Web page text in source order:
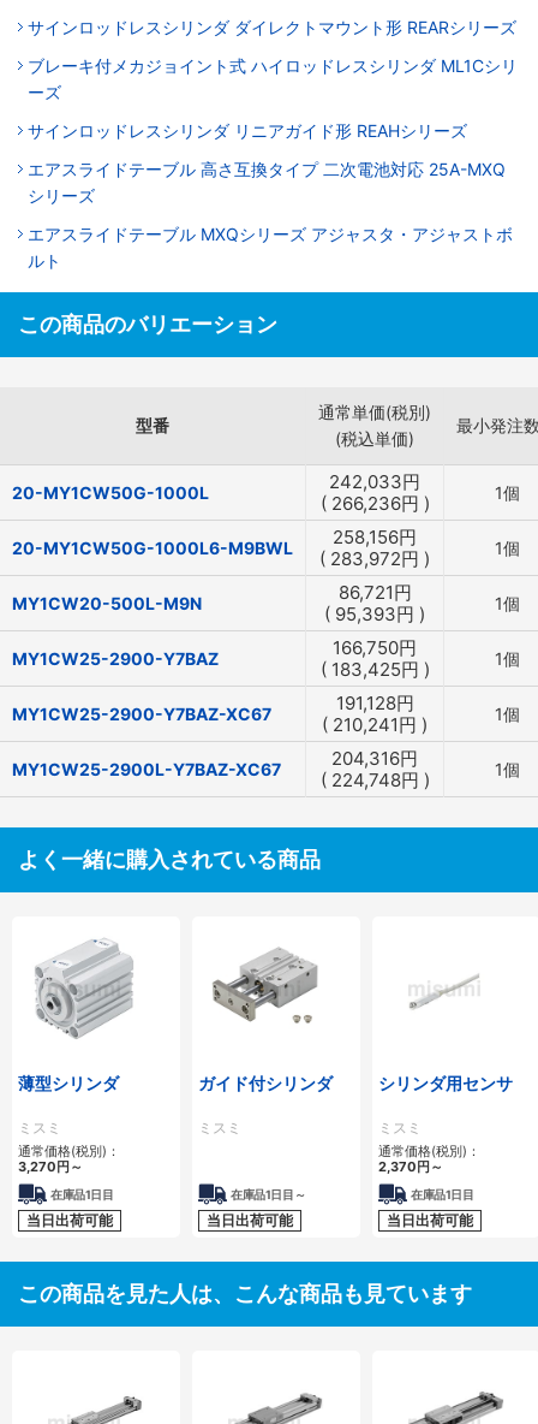
サインロッドレスシリンダ ダイレクトマウント形 REARシリーズ
ブレーキ付メカジョイント式 ハイロッドレスシリンダ ML1Cシリ
ーズ
サインロッドレスシリンダ リニアガイド形 REAHシリーズ
エアスライドテーブル 高さ互換タイプ 二次電池対応 25A-MXQ
シリーズ
エアスライドテーブル MXQシリーズ アジャスタ・アジャストボ
ルト
この商品のバリエーション
型番
通常単価(税別)
(税込単価)
最小発注
20-MY1CW50G-1000L 242,033円
( 266,236円 ) 1個
20-MY1CW50G-1000L6-M9BWL 258,156円
( 283,972円 ) 1個
MY1CW20-500L-M9N 86,721円
( 95,393円 ) 1個
MY1CW25-2900-Y7BAZ 166,750円
( 183,425円 ) 1個
MY1CW25-2900-Y7BAZ-XC67 191,128円
( 210,241円 ) 1個
MY1CW25-2900L-Y7BAZ-XC67 204,316円
( 224,748円 ) 1個
よく一緒に購入されている商品
薄型シリンダ
ミスミ
通常価格(税別)：
3,270円～
在庫品1日目
当日出荷可能
ガイド付シリンダ
ミスミ
在庫品1日目～
当日出荷可能
シリンダ用センサ
ミスミ
通常価格(税別)：
2,370円～
在庫品1日目
当日出荷可能
この商品を見た人は、こんな商品も見ています